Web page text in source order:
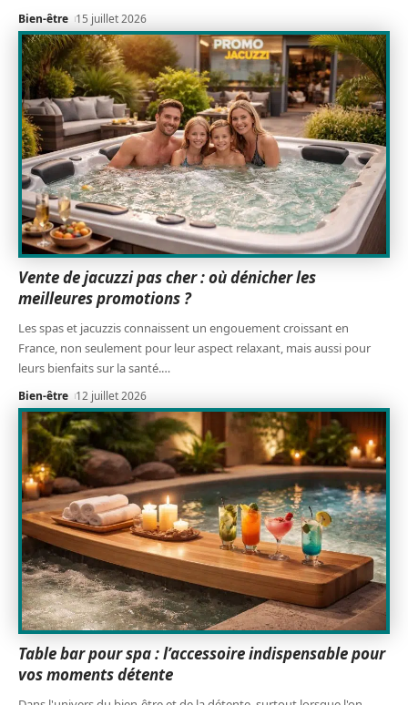
Bien-être 15 juillet 2026
Vente de jacuzzi pas cher : où dénicher les
meilleures promotions ?
Les spas et jacuzzis connaissent un engouement croissant en
France, non seulement pour leur aspect relaxant, mais aussi pour
leurs bienfaits sur la santé.…
Bien-être 12 juillet 2026
Table bar pour spa : l’accessoire indispensable pour
vos moments détente